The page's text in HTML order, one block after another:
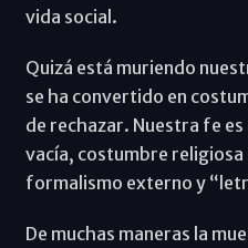
vida social.
Quizá está muriendo
se ha convertido en
de rechazar. Nuestra fe
vacía, costumbre
formalismo externo y
De muchas maneras la